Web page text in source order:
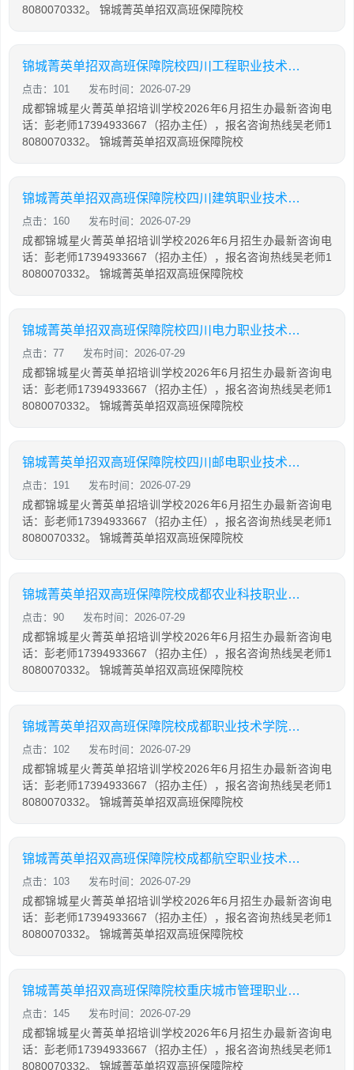
8080070332。 锦城菁英单招双高班保障院校
锦城菁英单招双高班保障院校四川工程职业技术大学示范
点击：101 发布时间：2026-07-29
成都锦城星火菁英单招培训学校2026年6月招生办最新咨询电
话：彭老师17394933667（招办主任），报名咨询热线吴老师1
8080070332。 锦城菁英单招双高班保障院校
锦城菁英单招双高班保障院校四川建筑职业技术大学示范
点击：160 发布时间：2026-07-29
成都锦城星火菁英单招培训学校2026年6月招生办最新咨询电
话：彭老师17394933667（招办主任），报名咨询热线吴老师1
8080070332。 锦城菁英单招双高班保障院校
锦城菁英单招双高班保障院校四川电力职业技术学院
点击：77 发布时间：2026-07-29
成都锦城星火菁英单招培训学校2026年6月招生办最新咨询电
话：彭老师17394933667（招办主任），报名咨询热线吴老师1
8080070332。 锦城菁英单招双高班保障院校
锦城菁英单招双高班保障院校四川邮电职业技术学院骨干
点击：191 发布时间：2026-07-29
成都锦城星火菁英单招培训学校2026年6月招生办最新咨询电
话：彭老师17394933667（招办主任），报名咨询热线吴老师1
8080070332。 锦城菁英单招双高班保障院校
锦城菁英单招双高班保障院校成都农业科技职业学院
点击：90 发布时间：2026-07-29
成都锦城星火菁英单招培训学校2026年6月招生办最新咨询电
话：彭老师17394933667（招办主任），报名咨询热线吴老师1
8080070332。 锦城菁英单招双高班保障院校
锦城菁英单招双高班保障院校成都职业技术学院骨干
点击：102 发布时间：2026-07-29
成都锦城星火菁英单招培训学校2026年6月招生办最新咨询电
话：彭老师17394933667（招办主任），报名咨询热线吴老师1
8080070332。 锦城菁英单招双高班保障院校
锦城菁英单招双高班保障院校成都航空职业技术大学示范
点击：103 发布时间：2026-07-29
成都锦城星火菁英单招培训学校2026年6月招生办最新咨询电
话：彭老师17394933667（招办主任），报名咨询热线吴老师1
8080070332。 锦城菁英单招双高班保障院校
锦城菁英单招双高班保障院校重庆城市管理职业学院骨干
点击：145 发布时间：2026-07-29
成都锦城星火菁英单招培训学校2026年6月招生办最新咨询电
话：彭老师17394933667（招办主任），报名咨询热线吴老师1
8080070332。 锦城菁英单招双高班保障院校